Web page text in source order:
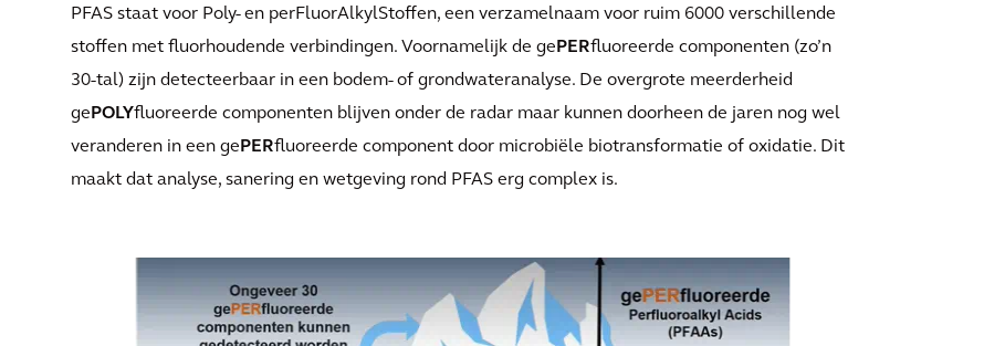
PFAS staat voor Poly- en perFluorAlkylStoffen, een verzamelnaam voor ruim 6000 verschillende
stoffen met fluorhoudende verbindingen. Voornamelijk de ge PERfluoreerde componenten (zo’n
30-tal) zijn detecteerbaar in een bodem- of grondwateranalyse. De overgrote meerderheid
ge POLYfluoreerde componenten blijven onder de radar maar kunnen doorheen de jaren nog wel
veranderen in een ge PERfluoreerde component door microbiële biotransformatie of oxidatie. Dit
maakt dat analyse, sanering en wetgeving rond PFAS erg complex is.